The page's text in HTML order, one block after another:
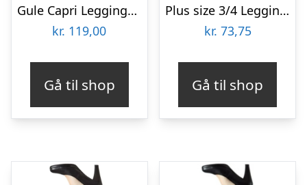
Gule Capri Leggings – Lemon
kr. 119,00
Gå til shop
Plus size 3/4 Leggings i Gul – Amelie Yellow Festival96120
kr. 73,75
Gå til shop